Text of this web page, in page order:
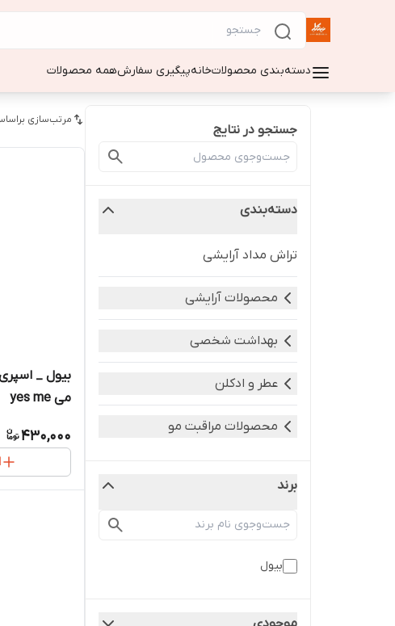
دسته‌بندی محصولاتخانهپیگیری سفارشهمه محصولات
جستجو در نتایج
دسته‌بندی
تراش مداد آرایشی
محصولات آرایشی
بهداشت شخصی
عطر و ادکلن
محصولات مراقبت مو
برند
بیول
مرتب‌سازی
بیول _
می yes me
430,000